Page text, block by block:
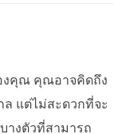
งคุณ คุณอาจคิดถึง
ล แต่ไม่สะดวกที่จะ
างตัวที่สามารถ